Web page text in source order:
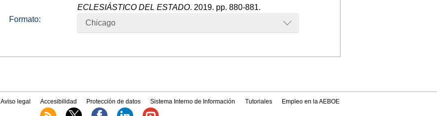
ECLESIÁSTICO DEL ESTADO. 2019. pp. 880-881.
Formato:
Chicago
Aviso legal Accesibilidad Protección de datos Sistema Interno de Información Tutoriales Empleo en la AEBOE